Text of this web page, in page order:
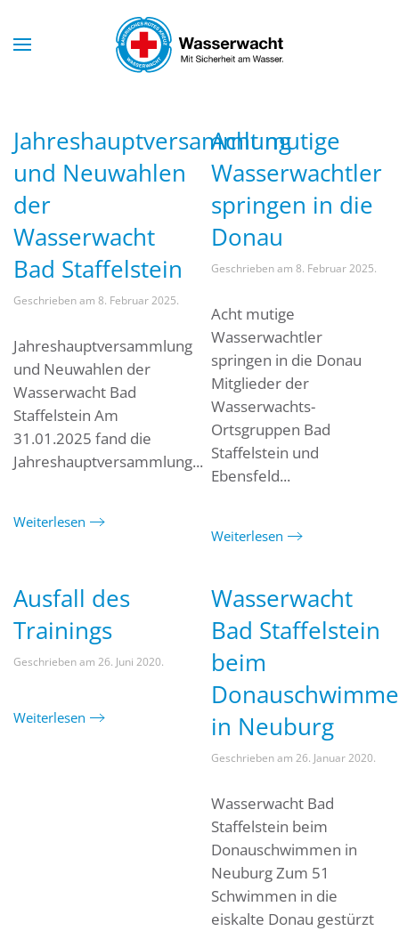
Skip to main content
Jahreshauptversammlung
und Neuwahlen
der
Wasserwacht
Bad Staffelstein
Geschrieben am 8. Februar 2025.
Jahreshauptversammlung
und Neuwahlen der
Wasserwacht Bad
Staffelstein Am
31.01.2025 fand die
Jahreshauptversammlung...
Weiterlesen
Acht mutige
Wasserwachtler
springen in die
Donau
Geschrieben am 8. Februar 2025.
Acht mutige
Wasserwachtler
springen in die Donau
Mitglieder der
Wasserwachts-
Ortsgruppen Bad
Staffelstein und
Ebensfeld...
Weiterlesen
Ausfall des
Trainings
Geschrieben am 26. Juni 2020.
Weiterlesen
Wasserwacht
Bad Staffelstein
beim
in Neuburg
Geschrieben am 26. Januar 2020.
Wasserwacht Bad
Staffelstein beim
Donauschwimmen in
Neuburg Zum 51
Schwimmen in die
eiskalte Donau gestürzt